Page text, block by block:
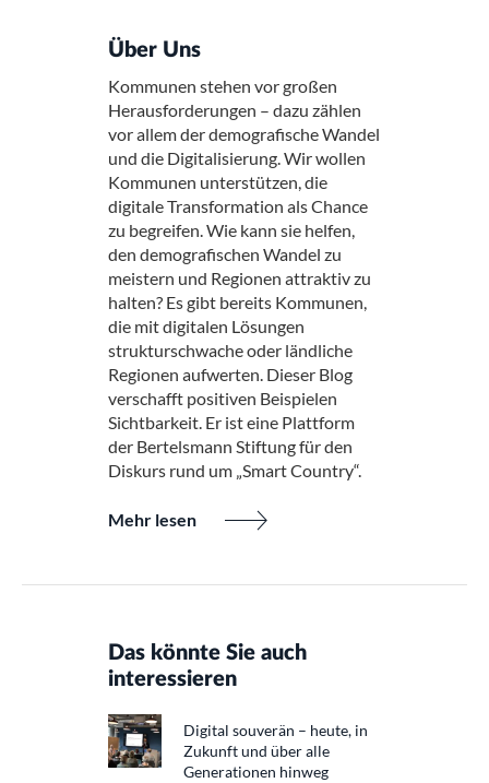
Über Uns
Kommunen stehen vor großen
Herausforderungen – dazu zählen
vor allem der demografische Wandel
und die Digitalisierung. Wir wollen
Kommunen unterstützen, die
digitale Transformation als Chance
zu begreifen. Wie kann sie helfen,
den demografischen Wandel zu
meistern und Regionen attraktiv zu
halten? Es gibt bereits Kommunen,
die mit digitalen Lösungen
strukturschwache oder ländliche
Regionen aufwerten. Dieser Blog
verschafft positiven Beispielen
Sichtbarkeit. Er ist eine Plattform
der Bertelsmann Stiftung für den
Diskurs rund um „Smart Country“.
Mehr lesen
Das könnte Sie auch
interessieren
Digital souverän – heute, in
Zukunft und über alle
Generationen hinweg